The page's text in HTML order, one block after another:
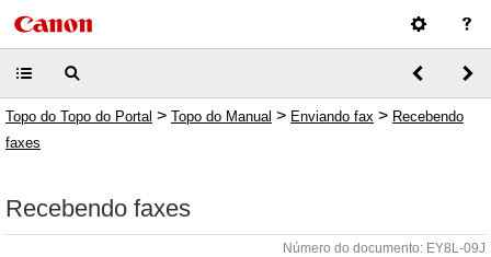
Topo do Topo do Portal > Topo do Manual > Enviando fax > Recebendo
faxes
Recebendo faxes
Número do documento: EY8L-09J